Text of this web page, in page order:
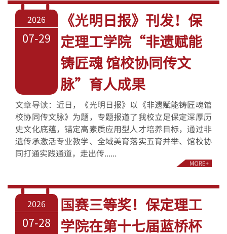
2026
07-29
《光明日报》刊发！保
定理工学院“非遗赋能
铸匠魂 馆校协同传文
脉”育人成果
文章导读：近日，《光明日报》以《非遗赋能铸匠魂馆
校协同传文脉》为题，专题报道了我校立足保定深厚历
史文化底蕴，锚定高素质应用型人才培养目标，通过非
遗传承激活专业教学、全域美育落实五育并举、馆校协
同打通实践通道，走出传......
2026
07-28
国赛三等奖！保定理工
学院在第十七届蓝桥杯